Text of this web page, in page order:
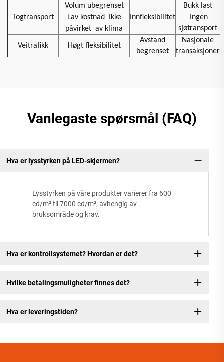
Togtransport
Volum ubegrenset
Lav kostnad
Ikke
påvirket av klima
Innfleksibilitet
Bukk last
Ingen
sjøtransport
Veitrafikk Høgt fleksibilitet
Avstand
begrenset
Nasjonale
transaksjoner
Vanlegaste spørsmål (FAQ)
Hva er lysstyrken på LED-skjermen?
Lysstyrken på våre produkter varierer fra 600
cd/m² til 7000 cd/m², avhengig av
bruksområde og krav.
Hva er kontrollsystemet? Hvordan er det?
Hvilke betalingsmuligheter finnes det?
Hva er leveringstiden?